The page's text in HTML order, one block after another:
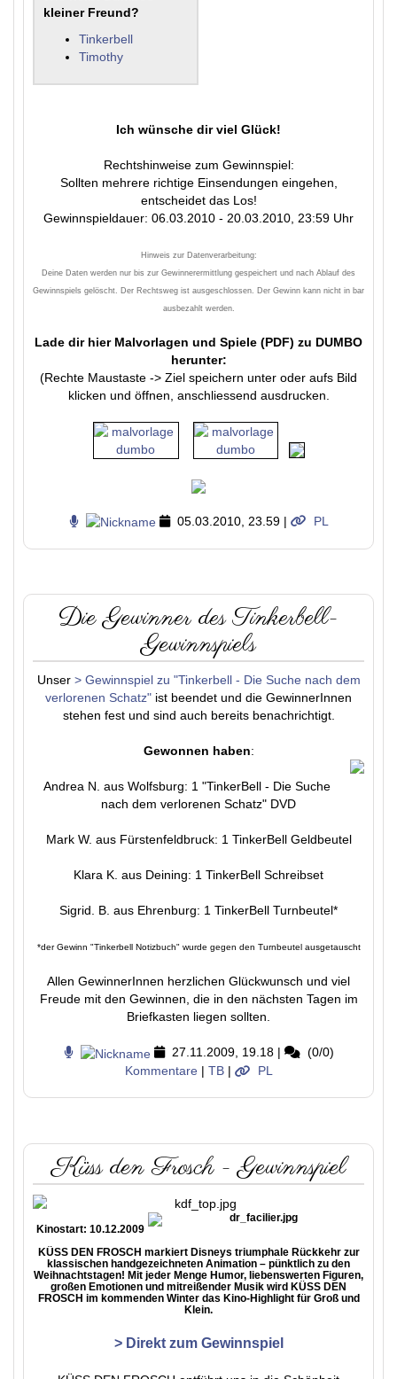
kleiner Freund?
Tinkerbell
Timothy
Ich wünsche dir viel Glück!
Rechtshinweise zum Gewinnspiel:
Sollten mehrere richtige Einsendungen eingehen,
entscheidet das Los!
Gewinnspieldauer: 06.03.2010 - 20.03.2010, 23:59 Uhr
Hinweis zur Datenverarbeitung:
Deine Daten werden nur bis zur Gewinnerermittlung gespeichert und nach Ablauf des
Gewinnspiels gelöscht. Der Rechtsweg ist ausgeschlossen. Der Gewinn kann nicht in bar
ausbezahlt werden.
Lade dir hier Malvorlagen und Spiele (PDF) zu DUMBO
herunter:
(Rechte Maustaste -> Ziel speichern unter oder aufs Bild
klicken und öffnen, anschliessend ausdrucken.
05.03.2010, 23.59| PL
Die Gewinner des Tinkerbell-
Gewinnspiels
Unser > Gewinnspiel zu "Tinkerbell - Die Suche nach dem
verlorenen Schatz" ist beendet und die GewinnerInnen
stehen fest und sind auch bereits benachrichtigt.
Gewonnen haben:
Andrea N. aus Wolfsburg: 1 "TinkerBell - Die Suche
nach dem verlorenen Schatz" DVD
Mark W. aus Fürstenfeldbruck: 1 TinkerBell Geldbeutel
Klara K. aus Deining: 1 TinkerBell Schreibset
Sigrid. B. aus Ehrenburg: 1 TinkerBell Turnbeutel*
*der Gewinn "Tinkerbell Notizbuch" wurde gegen den Turnbeutel ausgetauscht
Allen GewinnerInnen herzlichen Glückwunsch und viel
Freude mit den Gewinnen, die in den nächsten Tagen im
Briefkasten liegen sollten.
27.11.2009, 19.18|
(0/0)
Kommentare
TB| PL
Küss den Frosch - Gewinnspiel
Kinostart: 10.12.2009
KÜSS DEN FROSCH markiert Disneys triumphale Rückkehr zur
klassischen handgezeichneten Animation – pünktlich zu den
Weihnachtstagen! Mit jeder Menge Humor, liebenswerten Figuren,
großen Emotionen und mitreißender Musik wird KÜSS DEN
FROSCH im kommenden Winter das Kino-Highlight für Groß und
Klein.
> Direkt zum Gewinnspiel